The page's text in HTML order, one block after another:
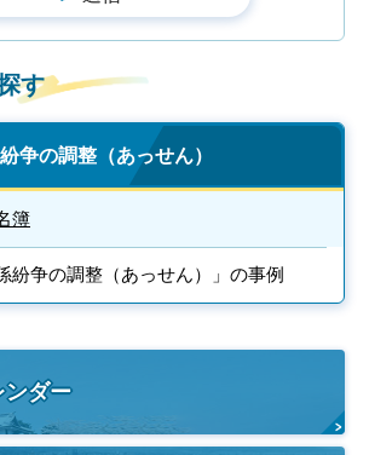
す
争の調整（あっせん）
簿
紛争の調整（あっせん）」の事例
ンダー